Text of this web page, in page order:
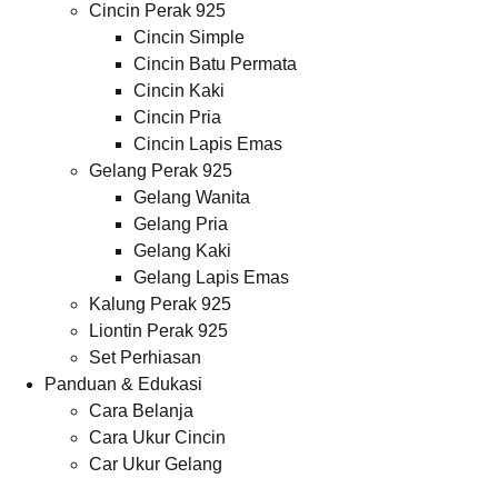
Cincin Perak 925
Cincin Simple
Cincin Batu Permata
Cincin Kaki
Cincin Pria
Cincin Lapis Emas
Gelang Perak 925
Gelang Wanita
Gelang Pria
Gelang Kaki
Gelang Lapis Emas
Kalung Perak 925
Liontin Perak 925
Set Perhiasan
Panduan & Edukasi
Cara Belanja
Cara Ukur Cincin
Car Ukur Gelang